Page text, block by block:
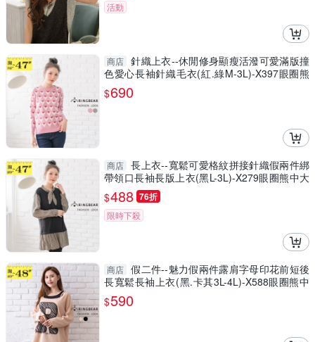
活動
商店 針織上衣--休閒修身顯瘦活潑可愛滿版撞
色愛心長袖針織毛衣(紅.綠M-3L)-X397眼圈熊
中大尺碼
$690
商店 長上衣--寬鬆可愛格紋拼接針織假兩件綁
帶領口長袖長版上衣(黑L-3L)-X279眼圈熊中大
尺碼
$488 76折
限時下殺
商店 假二件--魅力假兩件露肩字母印花前短後
長寬鬆長袖上衣(黑.卡其3L-4L)-X588眼圈熊中
大尺碼
$590